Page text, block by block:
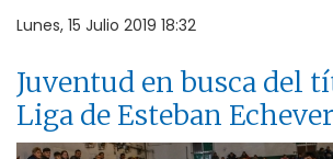
Lunes, 15 Julio 2019 18:32
Juventud en busca del
Liga de Esteban